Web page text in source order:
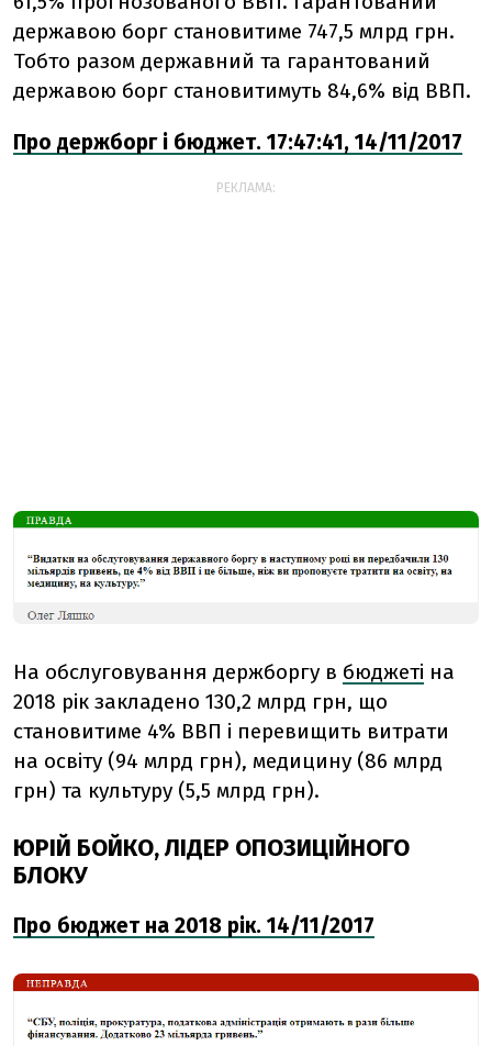
державою борг становитиме 747,5 млрд грн.
Тобто разом державний та гарантований
державою борг становитимуть 84,6% від ВВП.
Про держборг і бюджет. 17:47:41, 14/11/2017
РЕКЛАМА:
На обслуговування держборгу в бюджеті на
2018 рік закладено 130,2 млрд грн, що
становитиме 4% ВВП і перевищить витрати
на освіту (94 млрд грн), медицину (86 млрд
грн) та культуру (5,5 млрд грн).
ЮРІЙ БОЙКО, ЛІДЕР ОПОЗИЦІЙНОГО
БЛОКУ
Про бюджет на 2018 рік. 14/11/2017